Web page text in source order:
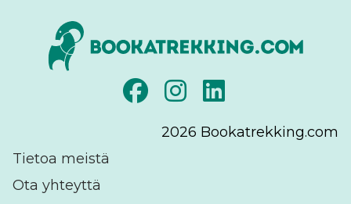
2026 Bookatrekking.com
Tietoa meistä
Ota yhteyttä